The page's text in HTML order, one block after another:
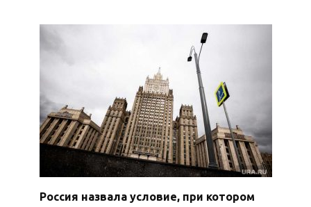
Россия назвала условие, при котором